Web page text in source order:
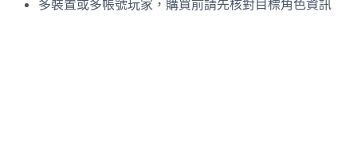
多裝置或多帳號玩家，購買前請先核對目標角色資訊